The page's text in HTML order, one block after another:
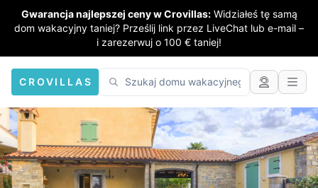
Gwarancja najlepszej ceny w Crovillas: Widziałeś tę samą
dom wakacyjny taniej? Prześlij link przez LiveChat lub e-mail –
i zarezerwuj o 100 € taniej!
CROVILLAS